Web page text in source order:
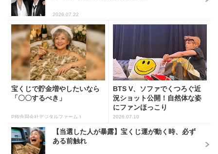
2026.07.22
宝くじで貯金増やしたいなら
「〇〇するべき」
PR(合同会社デジタルファーム )
BTS V、ソファでくつろぐ近
況ショット公開！自然体な姿
にファンほっこり
2026.07.10
【当選した人が暴露】宝くじ運が動く時、必ず
ある前触れ